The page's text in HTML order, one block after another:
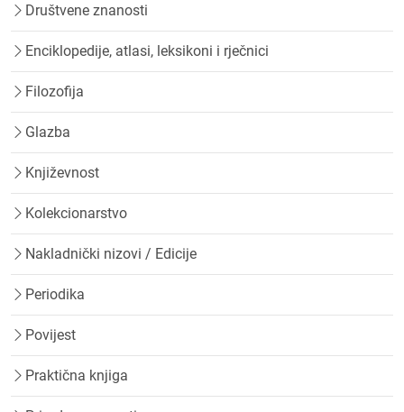
Društvene znanosti
Enciklopedije, atlasi, leksikoni i rječnici
Filozofija
Glazba
Književnost
Kolekcionarstvo
Nakladnički nizovi / Edicije
Periodika
Povijest
Praktična knjiga